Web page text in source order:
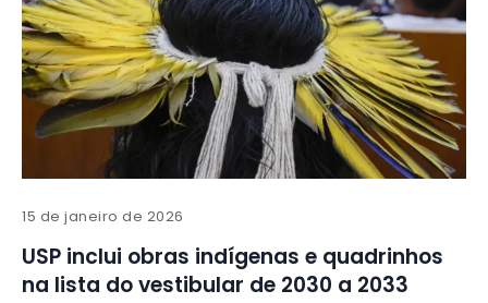
15 de janeiro de 2026
USP inclui obras indígenas e quadrinhos
na lista do vestibular de 2030 a 2033